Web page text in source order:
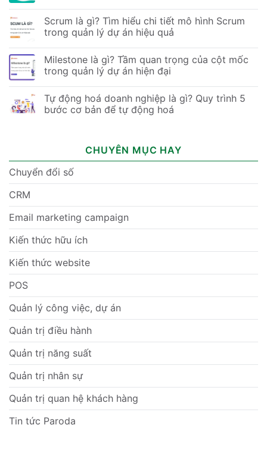
Scrum là gì? Tìm hiểu chi tiết mô hình Scrum
trong quản lý dự án hiệu quả
Milestone là gì? Tầm quan trọng của cột mốc
trong quản lý dự án hiện đại
Tự động hoá doanh nghiệp là gì? Quy trình 5
bước cơ bản để tự động hoá
CHUYÊN MỤC HAY
Chuyển đổi số
CRM
Email marketing campaign
Kiến thức hữu ích
Kiến thức website
POS
Quản lý công việc, dự án
Quản trị điều hành
Quản trị năng suất
Quản trị nhân sự
Quản trị quan hệ khách hàng
Tin tức Paroda